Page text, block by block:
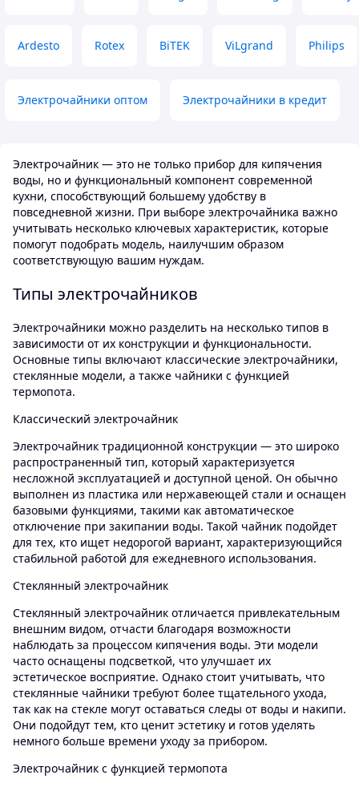
Электрочайник — это не только прибор для кипячения
воды, но и функциональный компонент современной
кухни, способствующий большему удобству в
повседневной жизни. При выборе электрочайника важно
учитывать несколько ключевых характеристик, которые
помогут подобрать модель, наилучшим образом
соответствующую вашим нуждам.
Типы электрочайников
Электрочайники можно разделить на несколько типов в
зависимости от их конструкции и функциональности.
Основные типы включают классические электрочайники,
стеклянные модели, а также чайники с функцией
термопота.
Классический электрочайник
Электрочайник традиционной конструкции — это широко
распространенный тип, который характеризуется
несложной эксплуатацией и доступной ценой. Он обычно
выполнен из пластика или нержавеющей стали и оснащен
базовыми функциями, такими как автоматическое
отключение при закипании воды. Такой чайник подойдет
для тех, кто ищет недорогой вариант, характеризующийся
стабильной работой для ежедневного использования.
Стеклянный электрочайник
Стеклянный электрочайник отличается привлекательным
внешним видом, отчасти благодаря возможности
наблюдать за процессом кипячения воды. Эти модели
часто оснащены подсветкой, что улучшает их
эстетическое восприятие. Однако стоит учитывать, что
стеклянные чайники требуют более тщательного ухода,
так как на стекле могут оставаться следы от воды и накипи.
Они подойдут тем, кто ценит эстетику и готов уделять
немного больше времени уходу за прибором.
Электрочайник с функцией термопота
довжиною 70см.
Недостатки
Недостатки
чути запах
можна купити довший, зручно, що
Ardesto Rotex BiTEK ViLgrand Philips
Электрочайники оптом Электрочайники в кредит